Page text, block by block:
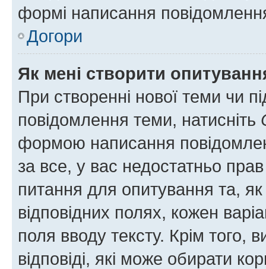
формі написання
Догори
Як мені створити
При створенні нової теми чи
повідомлення теми, натисніть
формою написання
за все, у вас недостатньо
питання для опитування та, як
відповідних полях, кожен
поля вводу тексту. Крім того,
відповіді, які може обирати